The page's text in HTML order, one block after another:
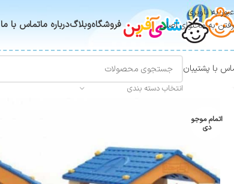
عبور به ناوبری
رفتن به محتوای اصلی
فروشگاهوبلاگدرباره ماتماس با ما
با پشتیبان
انتخاب دسته بندی
اتمام موجو
دی